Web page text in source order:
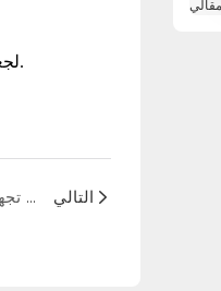
اختر خط الطلاء الآلي الخاص بشركة Youngmax لجعل إنتاج المقلاة لديك أكثر ذكاءً وأكثر مراعاة للبيئة وأكثر فعالية من حيث التكلفة.
تجهيزات المطابخ آلة النقش تجهيز تجهيزات المطابخ الشركات المصنعة للآلات حسب الطلب التالي